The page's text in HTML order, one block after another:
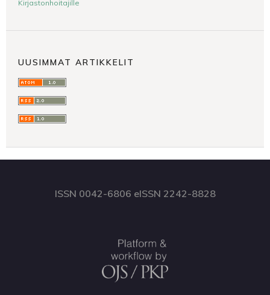
Kirjastonhoitajille
UUSIMMAT ARTIKKELIT
ISSN 0042-6806 eISSN 2242-8828